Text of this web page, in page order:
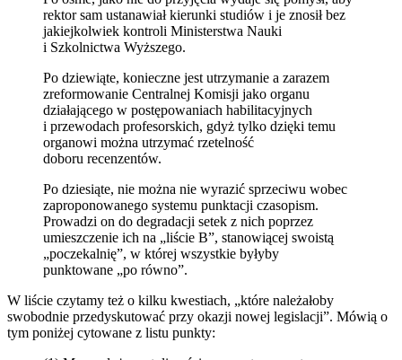
rektor sam ustanawiał kierunki studiów i je znosił bez
jakiejkolwiek kontroli Ministerstwa Nauki
i Szkolnictwa Wyższego.
Po dziewiąte, konieczne jest utrzymanie a zarazem
zreformowanie Centralnej Komisji jako organu
działającego w postępowaniach habilitacyjnych
i przewodach profesorskich, gdyż tylko dzięki temu
organowi można utrzymać rzetelność
doboru recenzentów.
Po dziesiąte, nie można nie wyrazić sprzeciwu wobec
zaproponowanego systemu punktacji czasopism.
Prowadzi on do degradacji setek z nich poprzez
umieszczenie ich na „liście B”, stanowiącej swoistą
„poczekalnię”, w której wszystkie byłyby
punktowane „po równo”.
W liście czytamy też o kilku kwestiach, „które należałoby
swobodnie przedyskutować przy okazji nowej legislacji”. Mówią o
tym poniżej cytowane z listu punkty: